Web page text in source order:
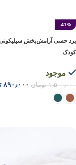
-41%
برد حسی آرامش‌بخش
کودک
موجود
۱٫۵۰۰٫۰۰۰ تومان ۸۹۰٫۰۰۰